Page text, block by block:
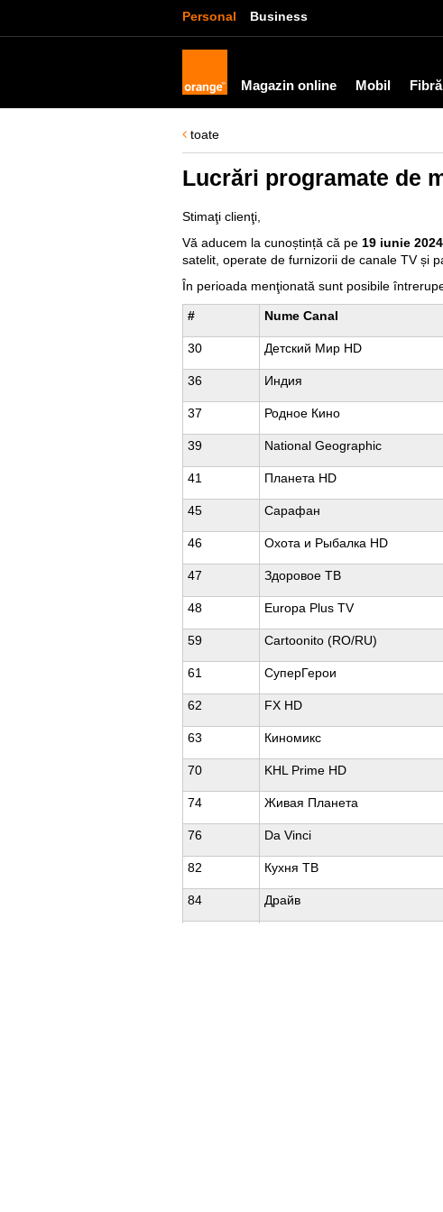
Personal Business
Magazin online Mobil
toate
Lucrări programate de
Stimaţi clienţi,
Vă aducem la cunoștință că pe 19 iunie
satelit, operate de furnizorii de canale TV și
În perioada menţionată sunt posibile
# Nume Canal
30 Детский Мир HD
36 Индия
37 Родное Кино
39 National Geographic
41 Планета HD
45 Сарафан
46 Охота и Рыбалка HD
47 Здоровое ТВ
48 Europa Plus TV
59 Cartoonito (RO/RU)
61 СуперГерои
62 FX HD
63 Киномикс
70 KHL Prime HD
74 Живая Планета
76 Da Vinci
82 Кухня ТВ
84 Драйв